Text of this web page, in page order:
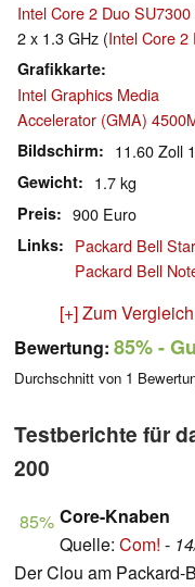
Intel Core 2 Duo SU7300
2 x 1.3 GHz (Intel Core 2
Grafikkarte
Intel Graphics Media
Accelerator (GMA)
Bildschirm 11.60 Zoll
Gewicht 1.7 kg
Preis 900 Euro
Links
Packard Bell
Packard Bell
[+] Zum
Bewertung: 85%-
Durchschnitt von 1
Testberichte für
200
85% Core-Knaben
Quelle: Com! -
Der Clou am Packard-